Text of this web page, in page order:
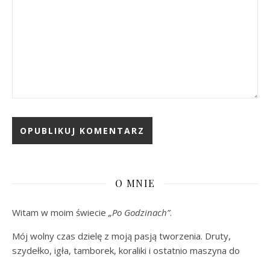
O MNIE
Witam w moim świecie „Po Godzinach”.
Mój wolny czas dzielę z moją pasją tworzenia. Druty,
szydełko, igła, tamborek, koraliki i ostatnio maszyna do